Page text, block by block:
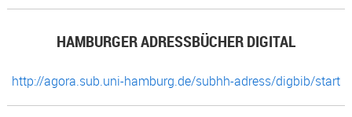
HAMBURGER ADRESSBÜCHER DIGITAL
http://agora.sub.uni-hamburg.de/subhh-adress/digbib/start